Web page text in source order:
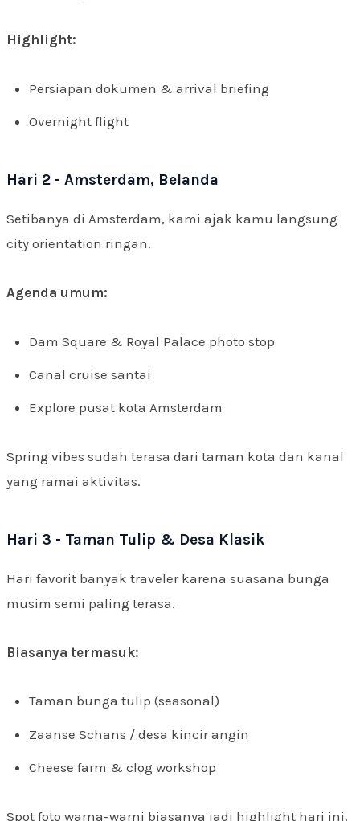
Highlight:
Persiapan dokumen & arrival briefing
Overnight flight
Hari 2 - Amsterdam, Belanda
Setibanya di Amsterdam, kami ajak kamu langsung
city orientation ringan.
Agenda umum:
Dam Square & Royal Palace photo stop
Canal cruise santai
Explore pusat kota Amsterdam
Spring vibes sudah terasa dari taman kota dan kanal
yang ramai aktivitas.
Hari 3 - Taman Tulip & Desa Klasik
Hari favorit banyak traveler karena suasana bunga
musim semi paling terasa.
Biasanya termasuk:
Taman bunga tulip (seasonal)
Zaanse Schans / desa kincir angin
Cheese farm & clog workshop
Spot foto warna-warni biasanya jadi highlight hari ini.